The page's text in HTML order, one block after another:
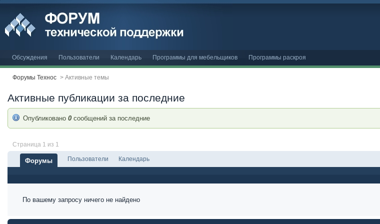
Обсуждения Пользователи Календарь Программы для мебельщиков Программы раскроя
Форумы Технос > Активные темы
Активные публикации за последние
Опубликовано 0 сообщений за последние
Страница 1 из 1
Форумы Пользователи Календарь
По вашему запросу ничего не найдено